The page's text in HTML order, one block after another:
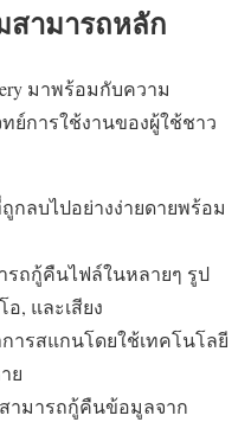
สามารถหลัก
มาพร้อมกับความ
ย์การใช้งานของผู้ใช้ชาว
กลบไปอย่างง่ายดายพร้อม
รถกู้คืนไฟล์ในหลายๆ รูป
, และเสียง
ารสแกนโดยใช้เทคโนโลยี
ย
สามารถกู้คืนข้อมูลจาก